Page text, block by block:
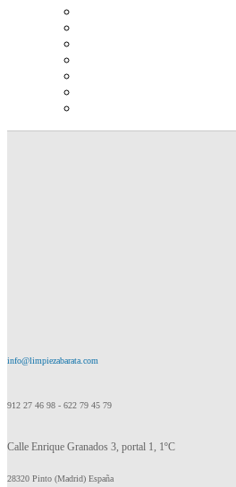
info@limpiezabarata.com
912 27 46 98 - 622 79 45 79
Calle Enrique Granados 3, portal 1, 1ºC
28320 Pinto (Madrid) España